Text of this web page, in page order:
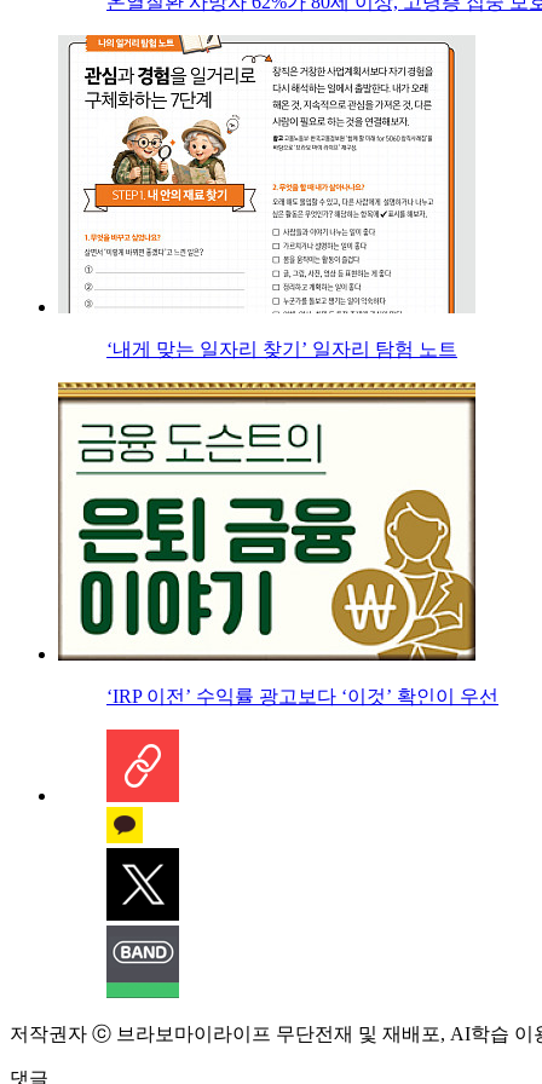
‘내게 맞는 일자리 찾기’ 일자리 탐험 노트
‘IRP 이전’ 수익률 광고보다 ‘이것’ 확인이 우선
저작권자 ⓒ 브라보마이라이프 무단전재 및 재배포, AI학습 이
댓글